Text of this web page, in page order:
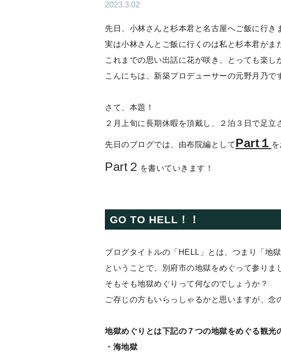
2023.3.02
先日、小林さんと杉本君と名古屋へご飯に行き
実は小林さんとご飯に行くのは私と杉本君がま
これまでの思い出話に花が咲き、とっても楽し
こんにちは、新築プロデューサーの元野月乃で
さて、本題！
２月上旬に長期休暇を頂戴し、２泊３日で足立
先日のブログでは、由布院編としてPart１
Part２ を書いていきます！
GO TO HELL！！
ブログタイトルの「HELL」とは、つまり「地獄
ということで、別府市の地獄をめぐって参りま
そもそも地獄めぐりって何なのでしょうか？
ご存じの方もいらっしゃるかと思いますが、念
地獄めぐりとは下記の７つの地獄をめぐる観光
・海地獄